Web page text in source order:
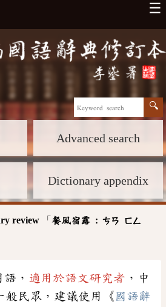
☰
Advanced search
Dictionary appendix
review 「 餐風宿露 : ㄘㄢ
ㄈㄥ
， 適用於語文研究者 ，中
般民眾，建議使用《 國語辭